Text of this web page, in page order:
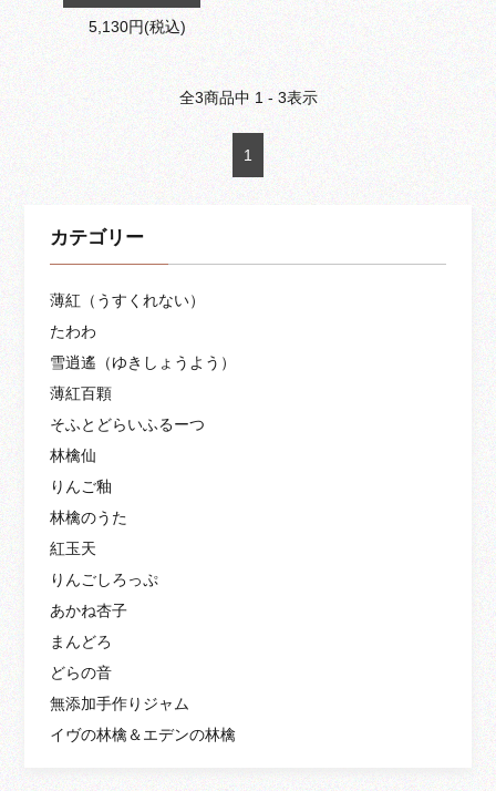
5,130円(税込)
全3商品中 1 - 3表示
1
カテゴリー
薄紅（うすくれない）
たわわ
雪逍遙（ゆきしょうよう）
薄紅百顆
そふとどらいふるーつ
林檎仙
りんご釉
林檎のうた
紅玉天
りんごしろっぷ
あかね杏子
まんどろ
どらの音
無添加手作りジャム
イヴの林檎＆エデンの林檎